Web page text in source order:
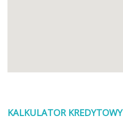
KALKULATOR KREDYTOWY